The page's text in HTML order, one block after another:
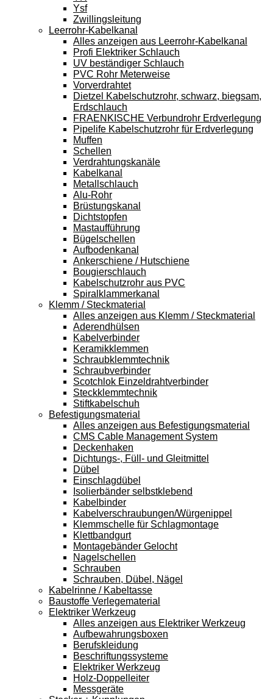
Ysf
Zwillingsleitung
Leerrohr-Kabelkanal
Alles anzeigen aus Leerrohr-Kabelkanal
Profi Elektriker Schlauch
UV beständiger Schlauch
PVC Rohr Meterweise
Vorverdrahtet
Dietzel Kabelschutzrohr, schwarz, biegsam,
Erdschlauch
FRAENKISCHE Verbundrohr Erdverlegung
Pipelife Kabelschutzrohr für Erdverlegung
Muffen
Schellen
Verdrahtungskanäle
Kabelkanal
Metallschlauch
Alu-Rohr
Brüstungskanal
Dichtstopfen
Mastaufführung
Bügelschellen
Aufbodenkanal
Ankerschiene / Hutschiene
Bougierschlauch
Kabelschutzrohr aus PVC
Spiralklammerkanal
Klemm / Steckmaterial
Alles anzeigen aus Klemm / Steckmaterial
Aderendhülsen
Kabelverbinder
Keramikklemmen
Schraubklemmtechnik
Schraubverbinder
Scotchlok Einzeldrahtverbinder
Steckklemmtechnik
Stiftkabelschuh
Befestigungsmaterial
Alles anzeigen aus Befestigungsmaterial
CMS Cable Management System
Deckenhaken
Dichtungs-, Füll- und Gleitmittel
Dübel
Einschlagdübel
Isolierbänder selbstklebend
Kabelbinder
Kabelverschraubungen/Würgenippel
Klemmschelle für Schlagmontage
Klettbandgurt
Montagebänder Gelocht
Nagelschellen
Schrauben
Schrauben, Dübel, Nägel
Kabelrinne / Kabeltasse
Baustoffe Verlegematerial
Elektriker Werkzeug
Alles anzeigen aus Elektriker Werkzeug
Aufbewahrungsboxen
Berufskleidung
Beschriftungssysteme
Elektriker Werkzeug
Holz-Doppelleiter
Messgeräte